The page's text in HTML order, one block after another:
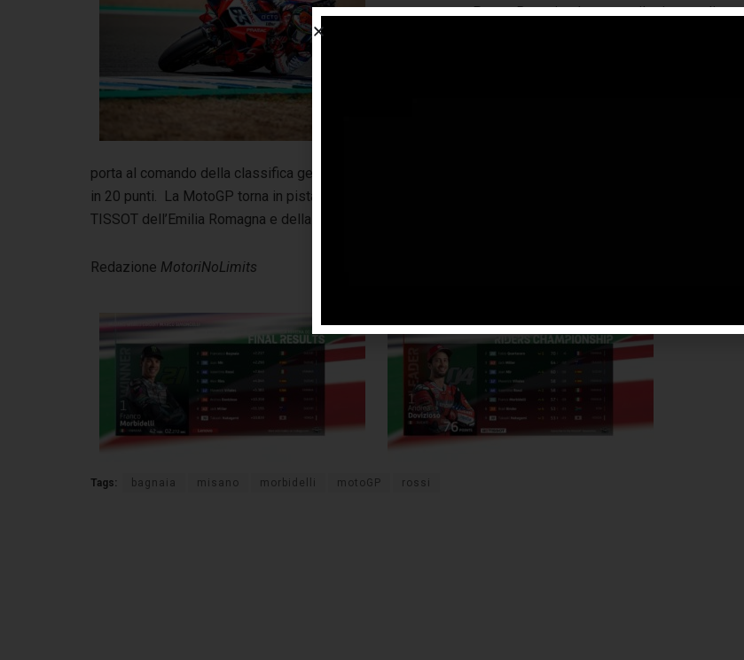
appuntamento, Pecco Bagnaia, che centra il primo podio
porta al comando della classifica generale ma non può abbassare la guardia perché i primi sette piloti sono
in 20 punti. La MotoGP torna in pista il prossimo weekend sempre a Misano per il Gran Premio
TISSOT dell’Emilia Romagna e della Riviera di Rimini.
Redazione MotoriNoLimits
Tags: bagnaia misano morbidelli motoGP rossi